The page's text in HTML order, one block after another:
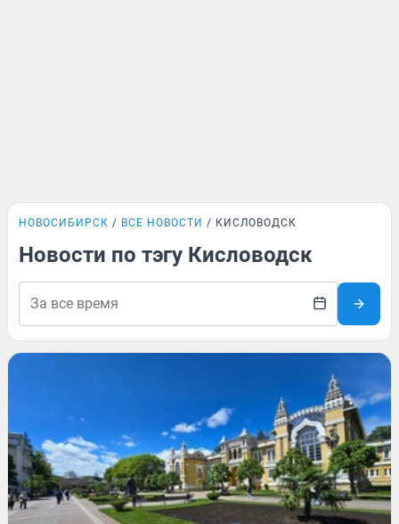
НОВОСИБИРСК ВСЕ НОВОСТИ КИСЛОВОДСК
Новости по тэгу Кисловодск